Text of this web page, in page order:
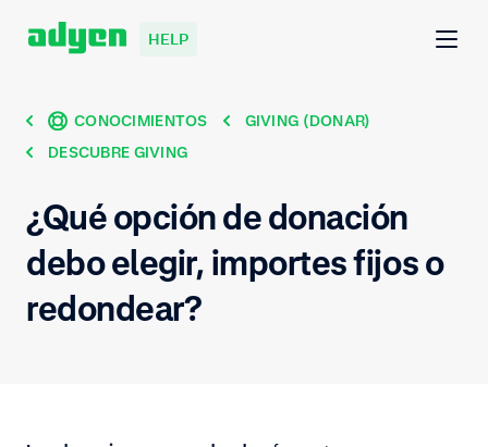
HELP
CONOCIMIENTOS
GIVING (DONAR)
DESCUBRE GIVING
¿Qué opción de donación
debo elegir, importes fijos o
redondear?